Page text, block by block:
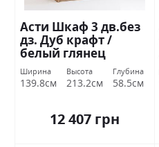
Асти Шкаф 3 дв.без
дз. Дуб крафт /
белый глянец
Миромарк
Ширина
139.8см
Высота
213.2см
Глубина
58.5см
12 407 грн